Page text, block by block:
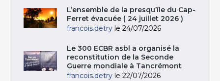
L’ensemble de la presqu’île du Cap-
Ferret évacuée ( 24 juillet 2026 )
francois.detry le 24/07/2026
Le 300 ECBR asbl a organisé la
reconstitution de la Seconde
Guerre mondiale à Tancrémont
francois.detry le 22/07/2026